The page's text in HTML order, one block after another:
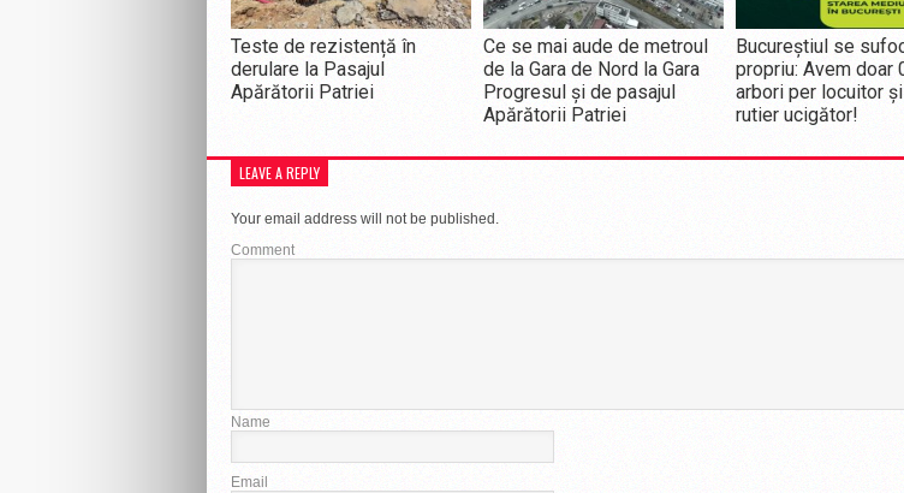
Teste de rezistență în
derulare la Pasajul
Apărătorii Patriei
Ce se mai aude de metroul
de la Gara de Nord la Gara
Progresul și de pasajul
Apărătorii Patriei
Bucureștiul se
propriu: Avem doar
arbori per locuitor
rutier ucigător!
LEAVE A REPLY
Your email address will not be published.
Comment
Name
Email